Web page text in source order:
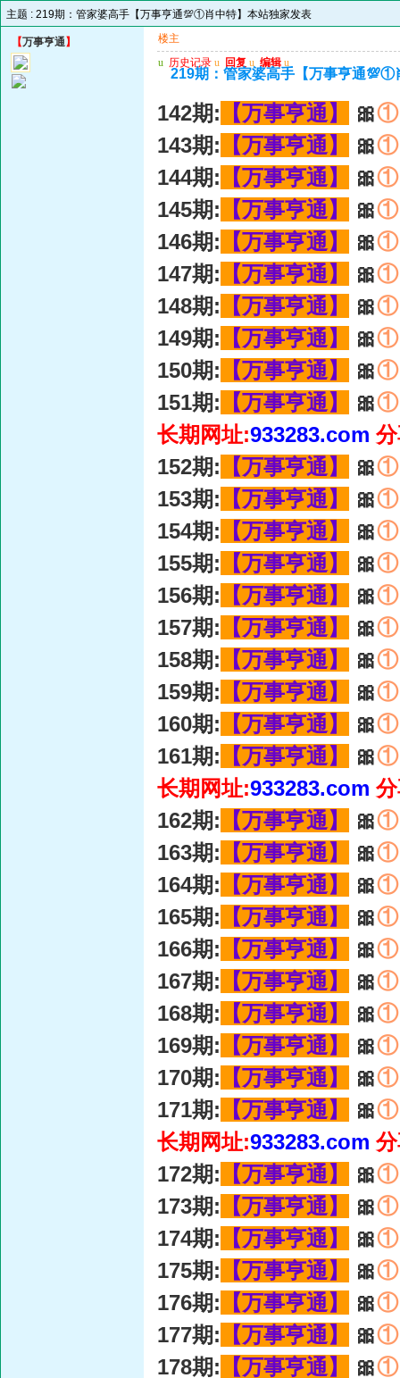
主题 : 219期：管家婆高手【万事亨通💯①肖中特】本站独家发表
【万事亨通】
楼主
u 历史记录 u 回复 u 编辑 u
219期：管家婆高手【万事亨通💯①
142期: 【万事亨通】 🎀①
143期: 【万事亨通】 🎀①
144期: 【万事亨通】 🎀①
145期: 【万事亨通】 🎀①
146期: 【万事亨通】 🎀①
147期: 【万事亨通】 🎀①
148期: 【万事亨通】 🎀①
149期: 【万事亨通】 🎀①
150期: 【万事亨通】 🎀①
151期: 【万事亨通】 🎀①
长期网址:933283.com
152期: 【万事亨通】 🎀①
153期: 【万事亨通】 🎀①
154期: 【万事亨通】 🎀①
155期: 【万事亨通】 🎀①
156期: 【万事亨通】 🎀①
157期: 【万事亨通】 🎀①
158期: 【万事亨通】 🎀①
159期: 【万事亨通】 🎀①
160期: 【万事亨通】 🎀①
161期: 【万事亨通】 🎀①
长期网址:933283.com
162期: 【万事亨通】 🎀①
163期: 【万事亨通】 🎀①
164期: 【万事亨通】 🎀①
165期: 【万事亨通】 🎀①
166期: 【万事亨通】 🎀①
167期: 【万事亨通】 🎀①
168期: 【万事亨通】 🎀①
169期: 【万事亨通】 🎀①
170期: 【万事亨通】 🎀①
171期: 【万事亨通】 🎀①
长期网址:933283.com
172期: 【万事亨通】 🎀①
173期: 【万事亨通】 🎀①
174期: 【万事亨通】 🎀①
175期: 【万事亨通】 🎀①
176期: 【万事亨通】 🎀①
177期: 【万事亨通】 🎀①
178期: 【万事亨通】 🎀①